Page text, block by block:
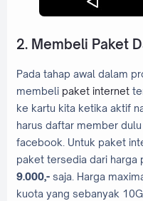
2. Membeli Paket
Pada tahap awal dalam
membeli paket internet
ke kartu kita ketika aktif
harus daftar member
facebook. Untuk paket
paket tersedia dari harga
9.000,- saja. Harga
kuota yang sebanyak